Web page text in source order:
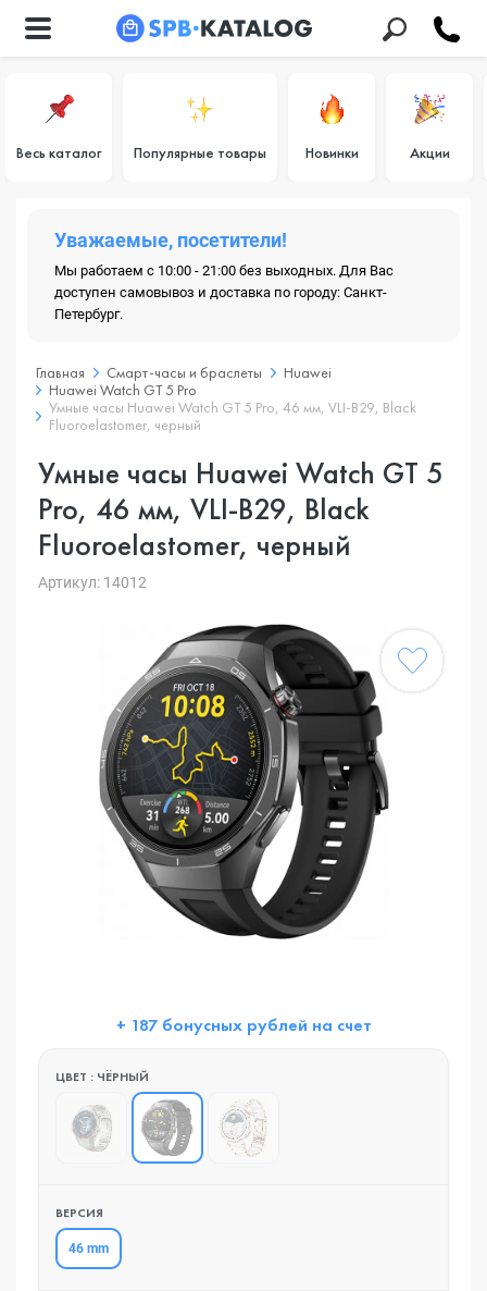
Весь каталог Популярные товары Новинки Акции
Уважаемые, посетители!
Мы работаем с 10:00 - 21:00 без выходных. Для Вас
доступен самовывоз и доставка по городу: Санкт-
Петербург.
Главная Смарт-часы и браслеты
Huawei
Huawei Watch GT 5 Pro
Умные часы Huawei Watch GT 5 Pro, 46 мм, VLI-B29, Black
Fluoroelastomer, черный
Умные часы Huawei Watch GT 5
Pro, 46 мм, VLI-B29, Black
Fluoroelastomer, черный
Артикул: 14012
+ 187 бонусных рублей на счет
ЦВЕТ : ЧЁРНЫЙ
ВЕРСИЯ
46 mm